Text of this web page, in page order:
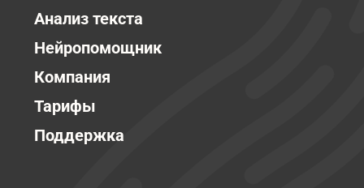
Анализ текста
Нейропомощник
Компания
Тарифы
Поддержка